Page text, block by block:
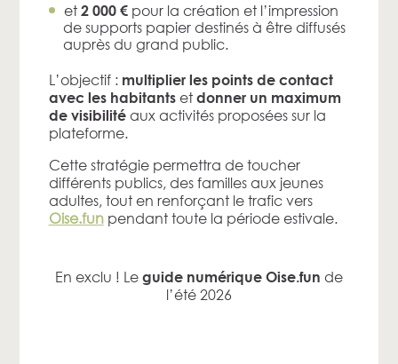
et 2 000 €pour la création et l’impression
de supports papier destinés à être diffusés
auprès du grand public.
L’objectif : multiplier les points de contact
avec les habitantset donner un maximum
de visibilitéaux activités proposées sur la
plateforme.
Cette stratégie permettra de toucher
différents publics, des familles aux jeunes
adultes, tout en renforçant le trafic vers
Oise.funpendant toute la période estivale.
En exclu ! Le guide numérique Oise.fun de
l’été 2026